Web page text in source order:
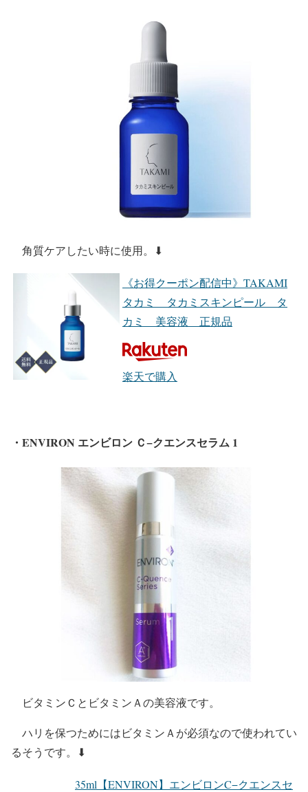
角質ケアしたい時に使用。⬇︎
《お得クーポン配信中》TAKAMI
タカミ タカミスキンピール タ
カミ 美容液 正規品
楽天で購入
・ENVIRON エンビロン Ｃ−クエンスセラム 1
ビタミンＣとビタミンＡの美容液です。
ハリを保つためにはビタミンＡが必須なので使われてい
るそうです。⬇︎
35ml【ENVIRON】エンビロンC−クエンスセ